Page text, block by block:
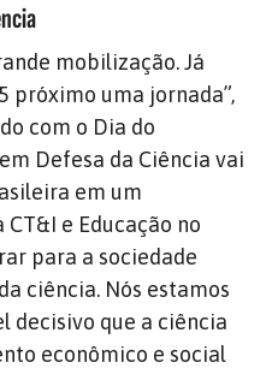
mobilização. Já
próximo uma jornada”,
com o Dia do
Defesa da Ciência vai
em um
e Educação no
para a sociedade
ciência. Nós estamos
decisivo que a ciência
econômico e social